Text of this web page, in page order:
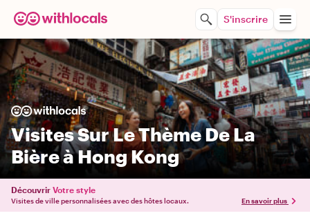
S'inscrire
Visites Sur Le Thème De La
Bière à Hong Kong
Découvrir Votre style
Visites de ville personnalisées avec des hôtes locaux. En savoir plus